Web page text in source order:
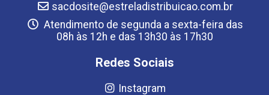
sacdosite@estreladistribuicao.com.br
Atendimento de segunda a sexta-feira das
08h às 12h e das 13h30 às 17h30
Redes Sociais
Instagram